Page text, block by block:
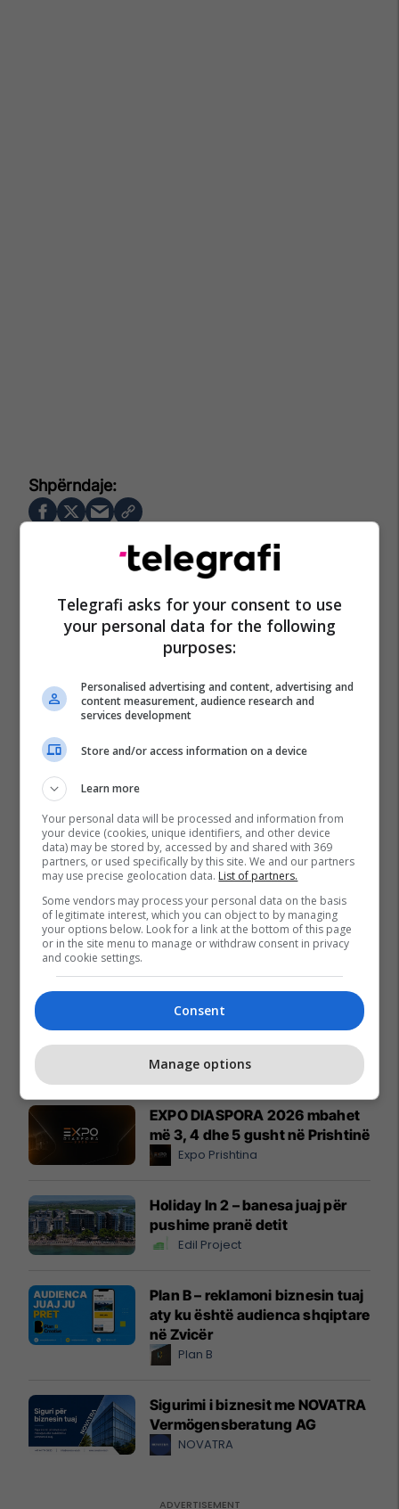
Reklamo këtu
EXPO DIASPORA 2026 mbahet
më 3, 4 dhe 5 gusht në Prishtinë
Expo Prishtina
Holiday In 2 – banesa juaj për
pushime pranë detit
Edil Project
Plan B – reklamoni biznesin tuaj
aty ku është audienca shqiptare
në Zvicër
Plan B
Sigurimi i biznesit me NOVATRA
Vermögensberatung AG
NOVATRA
Telegrafi asks for your consent to use
your personal data for the following
purposes:
Personalised advertising and content, advertising and
content measurement, audience research and
services development
Store and/or access information on a device
Learn more
Your personal data will be processed and information from
your device (cookies, unique identifiers, and other device
data) may be stored by, accessed by and shared with 369
partners, or used specifically by this site. We and our partners
may use precise geolocation data. List of partners.
Some vendors may process your personal data on the basis
of legitimate interest, which you can object to by managing
your options below. Look for a link at the bottom of this page
or in the site menu to manage or withdraw consent in privacy
and cookie settings.
Consent
Manage options